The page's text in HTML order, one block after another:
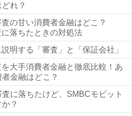
れ？
の甘い消費者金融はどこ？
落ちたときの対処法
明する「審査」と「保証会社」
大手消費者金融と徹底比較！あ
金融はどこ？
に落ちたけど、SMBCモビット
？